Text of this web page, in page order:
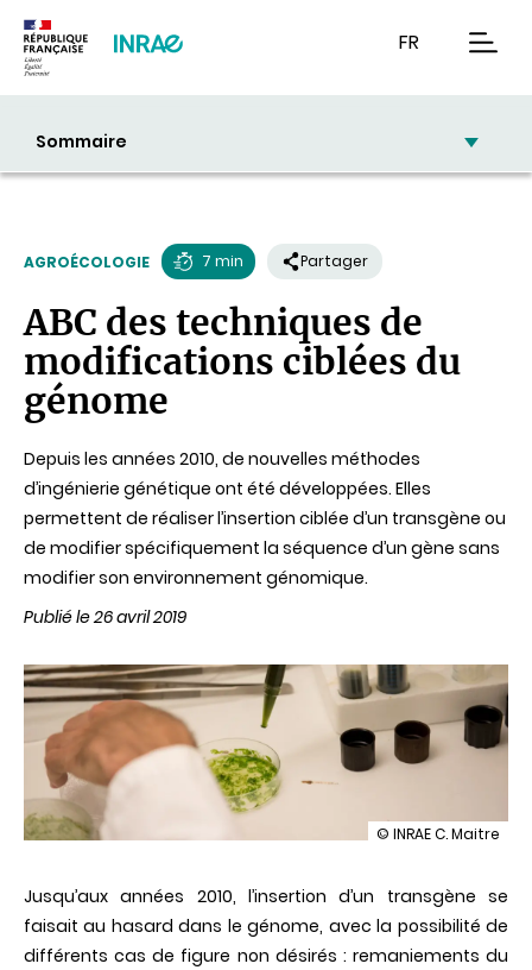
FR
Sommaire
AGROÉCOLOGIE
de
lecture
7 min Partager
ABC des techniques de
modifications ciblées du
génome
Depuis les années 2010, de nouvelles méthodes
d’ingénierie génétique ont été développées. Elles
permettent de réaliser l’insertion ciblée d’un transgène ou
de modifier spécifiquement la séquence d’un gène sans
modifier son environnement génomique.
Publié le 26 avril 2019
illustration
techniques
de
modifications
ciblées
© INRAE C. Maitre
Jusqu’aux années 2010, l’insertion d’un transgène se
faisait au hasard dans le génome, avec la possibilité de
différents cas de figure non désirés : remaniements du